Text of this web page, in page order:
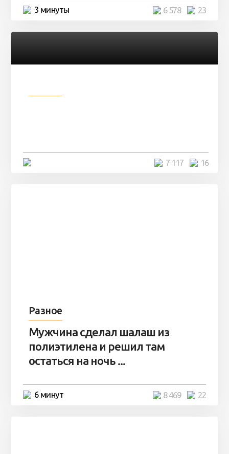
3 минуты 23
6 578
16
7 117
Разное
Мужчина сделал шалаш из
полиэтилена и решил там
остаться на ночь ...
6 минут 22
8 469